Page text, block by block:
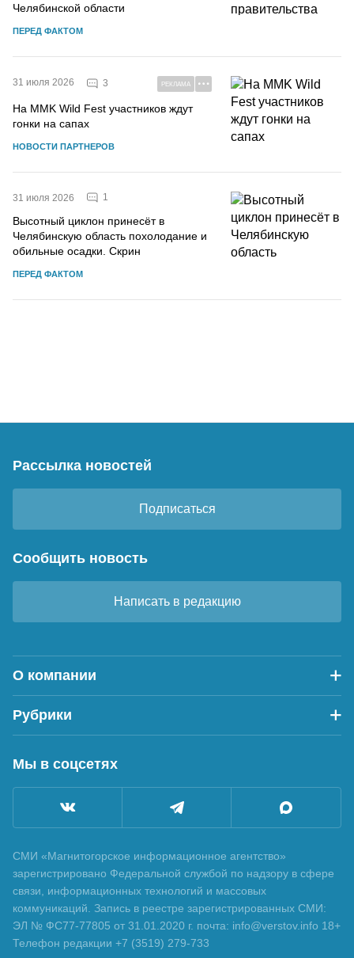
Челябинской области
ПЕРЕД ФАКТОМ
31 июля 2026 3 РЕКЛАМА
На MMK Wild Fest участников ждут
гонки на сапах
НОВОСТИ ПАРТНЕРОВ
31 июля 2026 1
Высотный циклон принесёт в
Челябинскую область похолодание и
обильные осадки. Скрин
ПЕРЕД ФАКТОМ
Рассылка новостей
Подписаться
Сообщить новость
Написать в редакцию
О компании
Рубрики
Мы в соцсетях
СМИ «Магнитогорское информационное агентство»
зарегистрировано Федеральной службой по надзору в сфере
связи, информационных технологий и массовых
коммуникаций. Запись в реестре зарегистрированных СМИ:
ЭЛ № ФС77-77805 от 31.01.2020 г. почта: info@verstov.info 18+
Телефон редакции +7 (3519) 279-733